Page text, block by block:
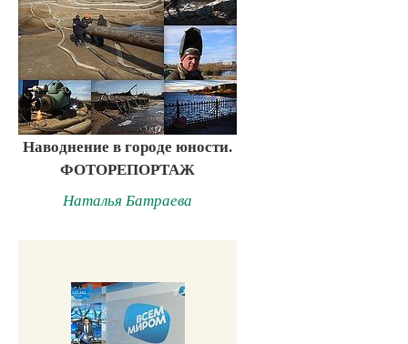
Наводнение в городе юности.
ФОТОРЕПОРТАЖ
Наталья Батраева